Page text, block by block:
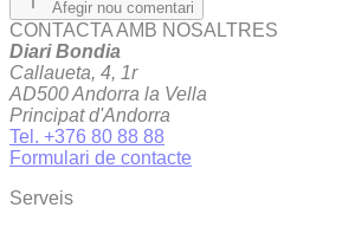
Afegir nou comentari
CONTACTA AMB NOSALTRES
Diari Bondia
Callaueta, 4, 1r
AD500 Andorra la Vella
Principat d'Andorra
Tel. +376 80 88 88
Formulari de contacte
Serveis